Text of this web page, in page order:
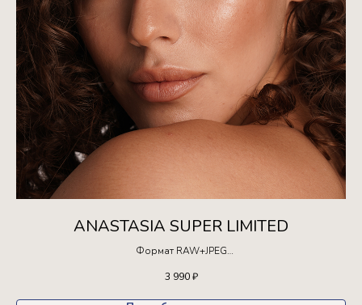
ANASTASIA SUPER LIMITED
Формат RAW+JPEG
Доступна для покупки только 10 раз
3 990 ₽